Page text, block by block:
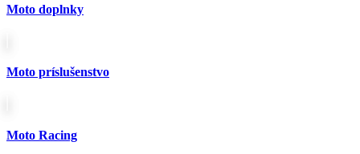
Moto doplnky
Moto príslušenstvo
Moto Racing